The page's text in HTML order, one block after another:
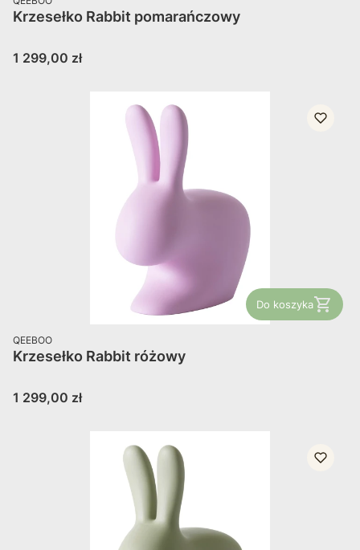
Krzesełko Rabbit pomarańczowy
Cena
1 299,00 zł
Do koszyka
PRODUCENT
QEEBOO
Krzesełko Rabbit różowy
Cena
1 299,00 zł